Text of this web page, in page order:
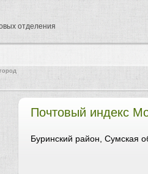
Почтовый индекс
Буринский район, Сумская
отделения